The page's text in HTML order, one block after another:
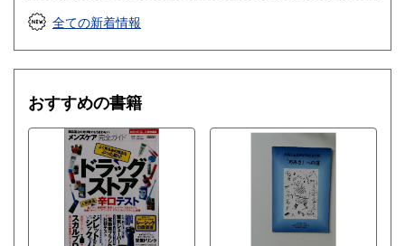
全ての新着情報
おすすめの書籍